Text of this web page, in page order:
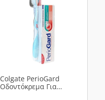
Colgate PerioGard
Οδοντόκρεμα Για